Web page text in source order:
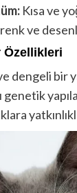
Kısa ve
ve
Özellikleri
dengeli bir
genetik